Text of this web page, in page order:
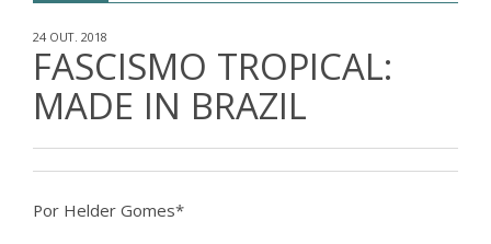
24 OUT. 2018
FASCISMO TROPICAL:
MADE IN BRAZIL
Por Helder Gomes*